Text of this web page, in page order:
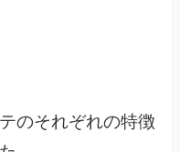
のそれぞれの特徴